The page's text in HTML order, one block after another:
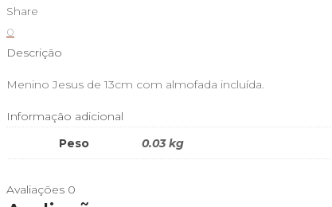
Jesus
13cm
Share
0
Descrição
Menino Jesus de 13cm com almofada incluída.
Informação adicional
Peso
0.03 kg
Avaliações 0